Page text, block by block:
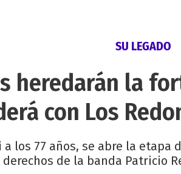
SU LEGADO
heredarán la
con Los
los 77 años, se abre la
de la banda Patricio